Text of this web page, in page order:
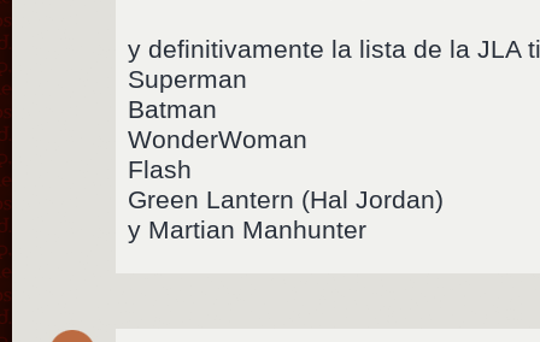
y definitivamente la lista de la JLA
Superman
Batman
WonderWoman
Flash
Green Lantern (Hal Jordan)
y Martian Manhunter